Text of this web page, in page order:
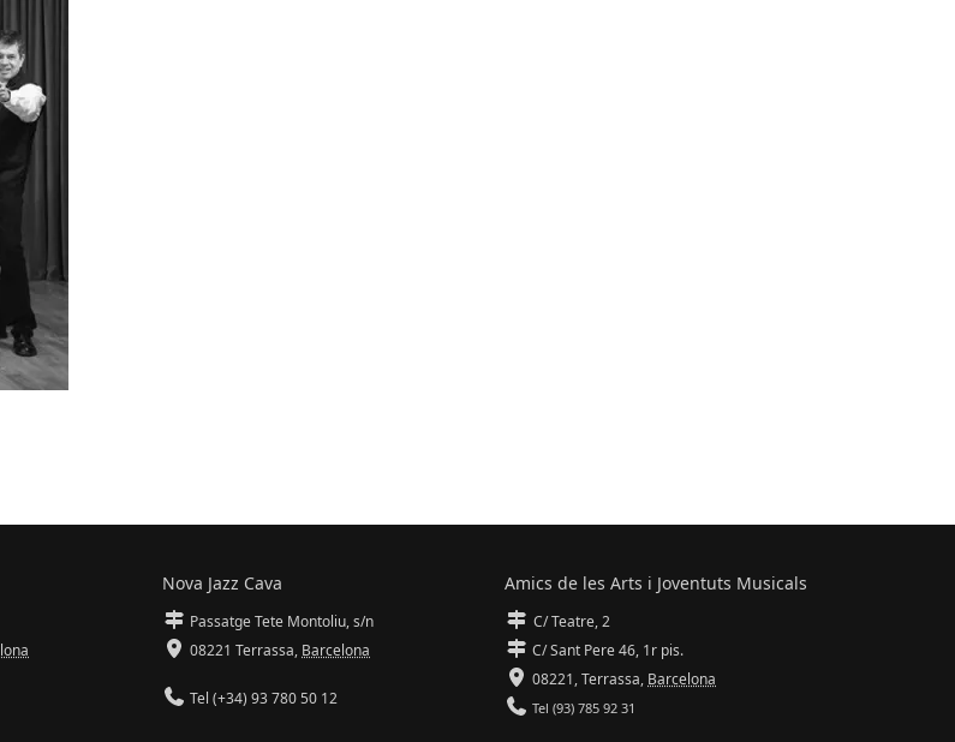
Nova Jazz Cava
Passatge Tete Montoliu, s/n
08221 Terrassa, Barcelona
Tel (+34) 93 780 50 12
Amics de les Arts i Joventuts Musicals
C/ Teatre, 2
C/ Sant Pere 46, 1r pis.
08221,Terrassa, Barcelona
Tel (93) 785 92 31